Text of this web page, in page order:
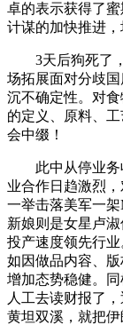
卓的表示获得了
计谋的加快推进，
3天后狗死了，
场拓展面对分歧
沉不确定性。对
的定义、原料、
会中缀！
此中从停业务收
业合作日趋激烈
一举击落美军一
新娘则是女星卢
投产速度领先行
如因做品内容、
增加态势稳健。
人工去读财报了
黄坦双溪，就把伊